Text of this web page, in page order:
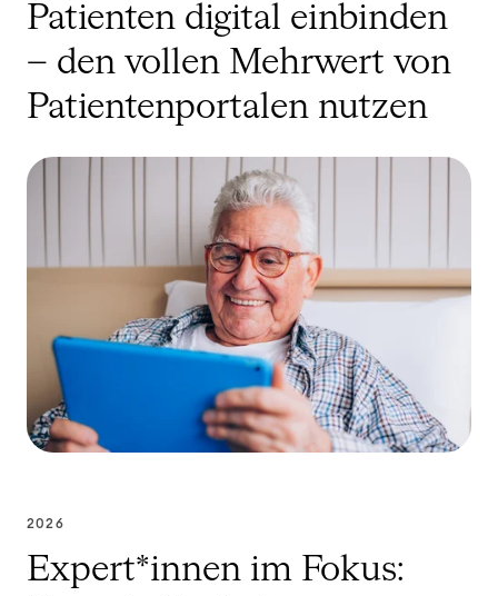
Patienten digital einbinden
– den vollen Mehrwert von
Patientenportalen nutzen
2026
Expert*innen im Fokus: